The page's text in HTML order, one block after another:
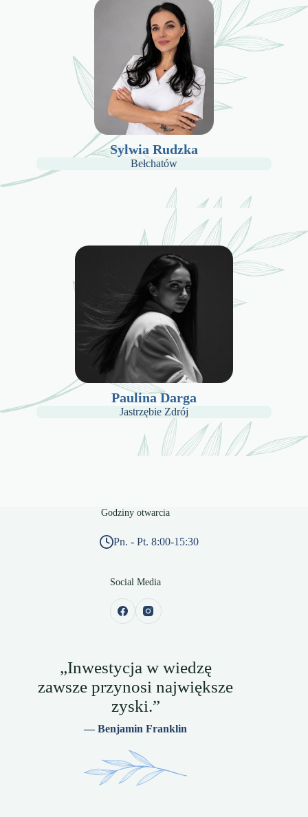
Sylwia Rudzka
Bełchatów
Paulina Darga
Jastrzębie Zdrój
Godziny otwarcia
Pn. - Pt. 8:00-15:30
Social Media
„Inwestycja w wiedzę
zawsze przynosi największe
zyski.”
— Benjamin Franklin